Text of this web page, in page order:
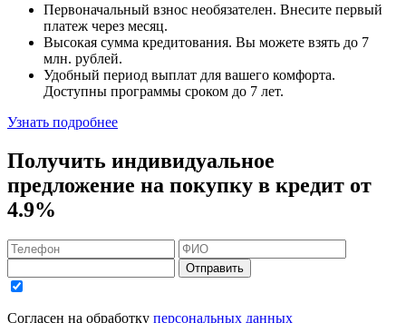
Первоначальный взнос необязателен. Внесите первый
платеж через месяц.
Высокая сумма кредитования. Вы можете взять до 7
млн. рублей.
Удобный период выплат для вашего комфорта.
Доступны программы сроком до 7 лет.
Узнать подробнее
Получить индивидуальное
предложение на покупку в кредит от
4.9%
Отправить
Согласен на обработку персональных данных